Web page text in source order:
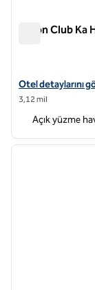
Hilton Club Ka
Hilton Club Ka
Otel detaylarını
3,12 mil
Açık yüzme
1 / 12